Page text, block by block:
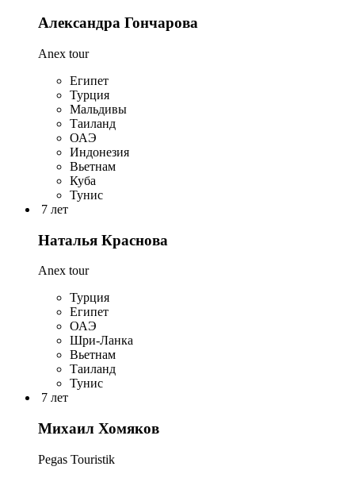
Александра Гончарова
Anex tour
Египет
Турция
Мальдивы
Таиланд
ОАЭ
Индонезия
Вьетнам
Куба
Тунис
7 лет
Наталья Краснова
Anex tour
Турция
Египет
ОАЭ
Шри-Ланка
Вьетнам
Таиланд
Тунис
7 лет
Михаил Хомяков
Pegas Touristik